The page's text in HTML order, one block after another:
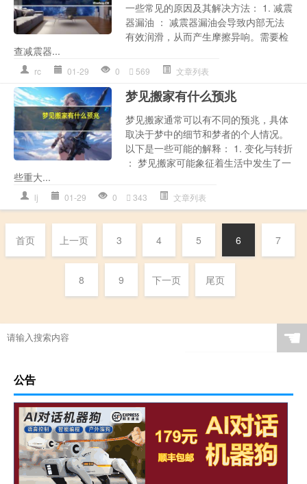
一些常见的原因及其解决方法： 1. 减震
器漏油 ： 减震器漏油会导致内部无法
有效润滑，从而产生摩擦异响。需要检
查减震器...
rc 01-29 0 569 文章列表
梦见搬家有什么预兆
梦见搬家通常可以有不同的预兆，具体
取决于梦中的细节和梦者的个人情况。
以下是一些可能的解释： 1. 变化与转折
： 梦见搬家可能象征着生活中发生了一
些重大...
lj 01-29 0 343 文章列表
首页 上一页 3 4 5 6 7
8 9 下一页 尾页
☚
公告